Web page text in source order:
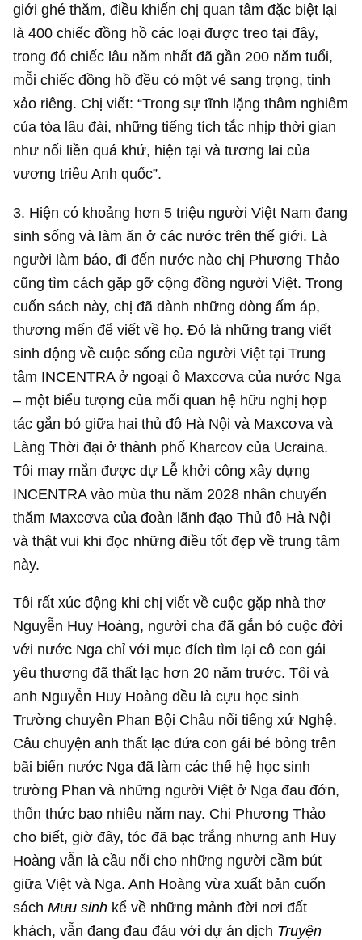
giới ghé thăm, điều khiến chị quan tâm đặc biệt lại
là 400 chiếc đồng hồ các loại được treo tại đây,
trong đó chiếc lâu năm nhất đã gần 200 năm tuổi,
mỗi chiếc đồng hồ đều có một vẻ sang trọng, tinh
xảo riêng. Chị viết: “Trong sự tĩnh lặng thâm nghiêm
của tòa lâu đài, những tiếng tích tắc nhịp thời gian
như nối liền quá khứ, hiện tại và tương lai của
vương triều Anh quốc”.
3. Hiện có khoảng hơn 5 triệu người Việt Nam đang
sinh sống và làm ăn ở các nước trên thế giới. Là
người làm báo, đi đến nước nào chị Phương Thảo
cũng tìm cách gặp gỡ cộng đồng người Việt. Trong
cuốn sách này, chị đã dành những dòng ấm áp,
thương mến để viết về họ. Đó là những trang viết
sinh động về cuộc sống của người Việt tại Trung
tâm INCENTRA ở ngoại ô Maxcơva của nước Nga
– một biểu tượng của mối quan hệ hữu nghị hợp
tác gắn bó giữa hai thủ đô Hà Nội và Maxcơva và
Làng Thời đại ở thành phố Kharcov của Ucraina.
Tôi may mắn được dự Lễ khởi công xây dựng
INCENTRA vào mùa thu năm 2028 nhân chuyến
thăm Maxcơva của đoàn lãnh đạo Thủ đô Hà Nội
và thật vui khi đọc những điều tốt đẹp về trung tâm
này.
Tôi rất xúc động khi chị viết về cuộc gặp nhà thơ
Nguyễn Huy Hoàng, người cha đã gắn bó cuộc đời
với nước Nga chỉ với mục đích tìm lại cô con gái
yêu thương đã thất lạc hơn 20 năm trước. Tôi và
anh Nguyễn Huy Hoàng đều là cựu học sinh
Trường chuyên Phan Bội Châu nổi tiếng xứ Nghệ.
Câu chuyện anh thất lạc đứa con gái bé bỏng trên
bãi biển nước Nga đã làm các thế hệ học sinh
trường Phan và những người Việt ở Nga đau đớn,
thổn thức bao nhiêu năm nay. Chi Phương Thảo
cho biết, giờ đây, tóc đã bạc trắng nhưng anh Huy
Hoàng vẫn là cầu nối cho những người cầm bút
giữa Việt và Nga. Anh Hoàng vừa xuất bản cuốn
sáchMưu sinh kể về những mảnh đời nơi đất
khách, vẫn đang đau đáu với dự án dịch Truyện